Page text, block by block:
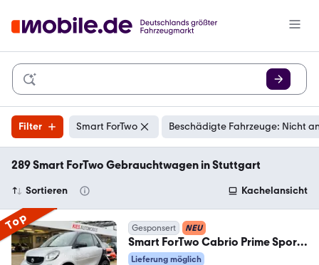
Filter Smart ForTwo Beschädigte Fahrzeuge: Nicht
289 Smart ForTwo Gebrauchtwagen in Stuttgart
Sortieren Kachelansicht
Top Gesponsert NEU
Smart ForTwo Cabrio Prime Sport
90Ps NAVI/LEDER/KAMERA
Lieferung möglich